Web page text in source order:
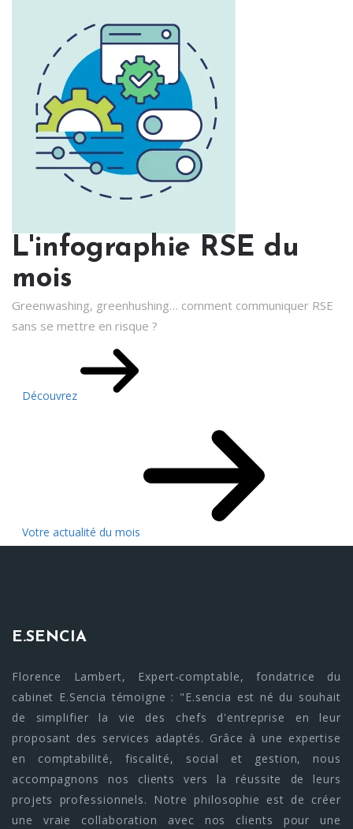
L'infographie RSE du
mois
Greenwashing, greenhushing… comment communiquer RSE
sans se mettre en risque ?
Découvrez
Votre actualité du mois
E.SENCIA
Florence Lambert, Expert-comptable, fondatrice du
cabinet E.Sencia témoigne : "E.sencia est né du souhait
de simplifier la vie des chefs d'entreprise en leur
proposant des services adaptés. Grâce à une expertise
en comptabilité, fiscalité, social et gestion, nous
accompagnons nos clients vers la réussite de leurs
projets professionnels. Notre philosophie est de créer
une vraie collaboration avec nos clients pour une